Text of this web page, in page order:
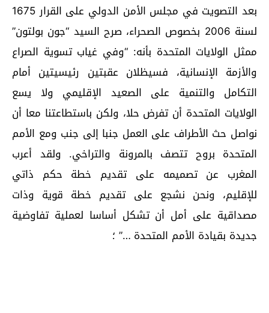
بعد التصويت في مجلس الأمن الدولي على القرار 1675
لسنة 2006 بخصوص الصحراء، صرح السيد “جون بولتون”
ممثل الولايات المتحدة بأنه: “وفي غياب تسوية الصراع
والأزمة الإنسانية، فسيظلان عقبتين رئيسيتين أمام
التكامل والتنمية على الصعيد الإقليمي ولا يسع
الولايات المتحدة أن تفرض حلا، ولكن باستطاعتنا معا أن
نواصل حث الأطراف على العمل جنبا إلى جنب ومع الأمم
المتحدة بروح تتصف بالمرونة والتراخي. ولقد أعرب
المغرب عن تصميمه على تقديم خطة حكم ذاتي
للإقليم، ونحن نشجع على تقديم خطة قوية وذات
مصداقية على أمل أن تشكل أساسا لعملية تفاوضية
جديدة بقيادة الأمم المتحدة …” ؛